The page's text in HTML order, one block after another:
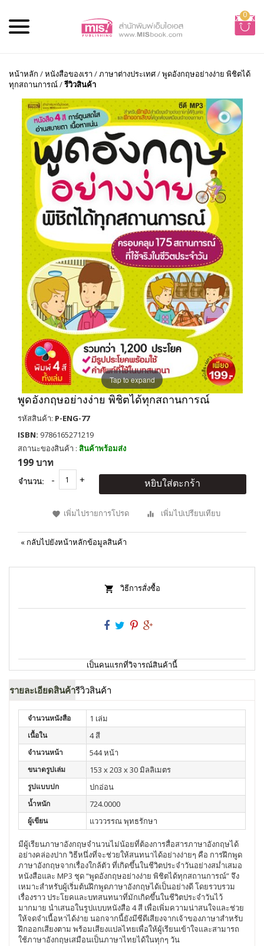
0
หน้าหลัก /หนังสือของเรา /ภาษาต่างประเทศ/พูดอังกฤษอย่างง่าย พิชิตได้
ทุกสถานการณ์/รีวิวสินค้า
Tap to expand
พูดอังกฤษอย่างง่าย พิชิตได้ทุกสถานการณ์
รหัสสินค้า: P-ENG-77
ISBN: 9786165271219
สถานะของสินค้า : สินค้าพร้อมส่ง
199 บาท
จำนวน: หยิบใส่ตะกร้า
เพิ่มไปรายการโปรด เพิ่มไปเปรียบเทียบ
« กลับไปยังหน้าหลักข้อมูลสินค้า
วิธีการสั่งซื้อ
เป็นคนแรกที่วิจารณ์สินค้านี้
รายละเอียดสินค้ารีวิวสินค้า
จำนวนหนังสือ 1 เล่ม
เนื้อใน 4 สี
จำนวนหน้า 544 หน้า
ขนาดรูปเล่ม 153 x 203 x 30 มิลลิเมตร
รูปแบบปก ปกอ่อน
น้ำหนัก 724.0000
ผู้เขียน แวววรรณ พุทธรักษา
มีผู้เรียนภาษาอังกฤษจำนวนไม่น้อยที่ต้องการสื่อสารภาษาอังกฤษได้
อย่างคล่องปาก วิธีหนึ่งที่จะช่วยให้สนทนาได้อย่างง่ายๆ คือ การฝึกพูด
ภาษาอังกฤษจากเรื่องใกล้ตัว ที่เกิดขึ้นในชีวิตประจำวันอย่างสม่ำเสมอ
หนังสือและ MP3 ชุด “พูดอังกฤษอย่างง่าย พิชิตได้ทุกสถานการณ์” จึง
เหมาะสำหรับผู้เริ่มต้นฝึกพูดภาษาอังกฤษได้เป็นอย่างดี โดยรวบรวม
เรื่องราว ประโยคและบทสนทนาที่มักเกิดขึ้นในชีวิตประจำวันไว้
มากมาย นำเสนอในรูปแบบหนังสือ 4 สี เพื่อเพิ่มความน่าสนใจและช่วย
ให้จดจำเนื้อหาได้ง่าย นอกจากนี้ยังมีซีดีเสียงจากเจ้าของภาษาสำหรับ
ฝึกออกเสียงตาม พร้อมเสียงแปลไทยเพื่อให้ผู้เรียนเข้าใจและสามารถ
ใช้ภาษาอังกฤษเสมือนเป็นภาษาไทยได้ในทุกๆ วัน